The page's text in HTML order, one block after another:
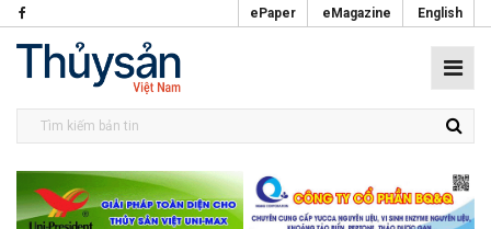
ePaper eMagazine English